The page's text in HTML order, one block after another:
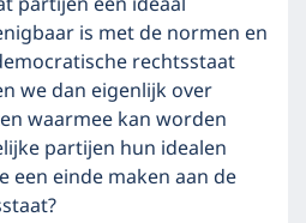
is met de normen en
rechtsstaat
we dan eigenlijk over
waarmee kan worden
partijen hun idealen
een einde maken aan de